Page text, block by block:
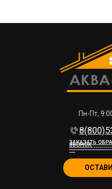
Пн-Пт,
ЗАКАЗАТЬ
ЗВОНОК
---